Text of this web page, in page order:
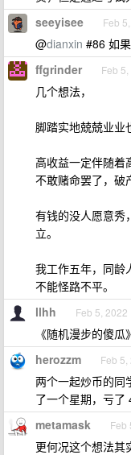
seeyisee Feb
@dianxin #86 如
ffgrinder Feb
几个想法，
脚踏实地兢兢业业
高收益一定伴随着
不敢赌命罢了，破
有钱的没人愿意秀
立。
我工作五年，同龄
不能怪路不平。
llhh Feb 5, 2022
《随机漫步的傻
herozzm Feb 5,
两个一起炒币的同
了一个星期，亏了
metamask Feb
更何况这个想法其